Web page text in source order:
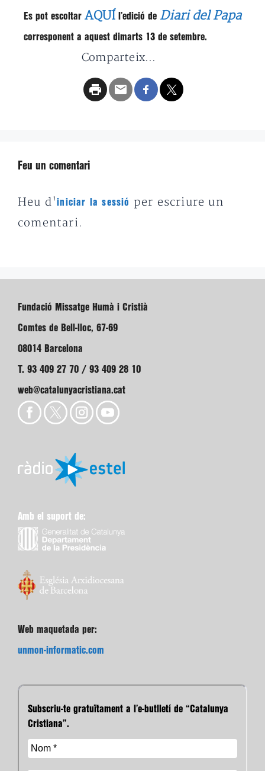
Es pot escoltar AQUÍ l’edició de Diari del Papa
corresponent a aquest dimarts 13 de setembre.
Comparteix...
Feu un comentari
Heu d'iniciar la sessió
per escriure un
comentari.
Fundació Missatge Humà i Cristià
Comtes de Bell-lloc, 67-69
08014 Barcelona
T. 93 409 27 70 / 93 409 28 10
web@catalunyacristiana.cat
Amb el suport de:
Web maquetada per:
unmon-informatic.com
Subscriu-te gratuïtament a l’e-butlletí de “Catalunya
Cristiana”.